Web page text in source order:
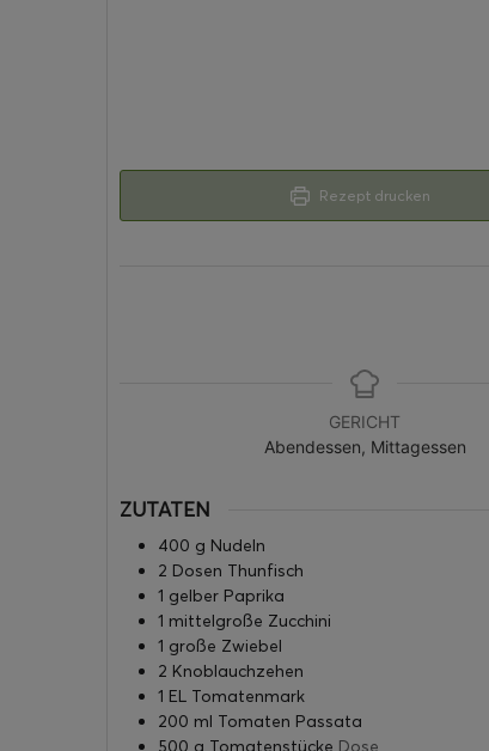
Rezept drucken
GERICHT
Abendessen, Mittagessen
ZUTATEN
400 g Nudeln
2 Dosen Thunfisch
1 gelber Paprika
1 mittelgroße Zucchini
1 große Zwiebel
2 Knoblauchzehen
1 EL Tomatenmark
200 ml Tomaten Passata
500 g Tomatenstücke Dose